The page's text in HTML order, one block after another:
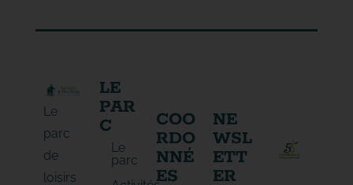
Le
parc
de
loisirs
LE
PAR
C
Le
parc
COO
RDO
NNÉ
ES
NE
WSL
ETT
ER